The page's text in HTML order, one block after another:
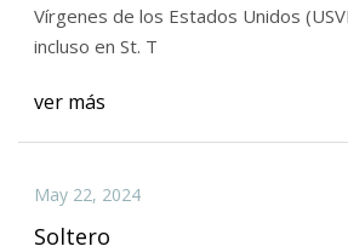
Vírgenes de los Estados Unidos
incluso en St. T
ver más
May 22, 2024
Soltero